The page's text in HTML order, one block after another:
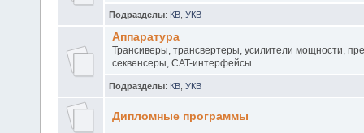
Подразделы: КВ УКВ
Аппаратура
Трансиверы, трансвертеры, усилители мощности,
секвенсеры, CAT-интерфейсы
Подразделы: КВ УКВ
Дипломные программы